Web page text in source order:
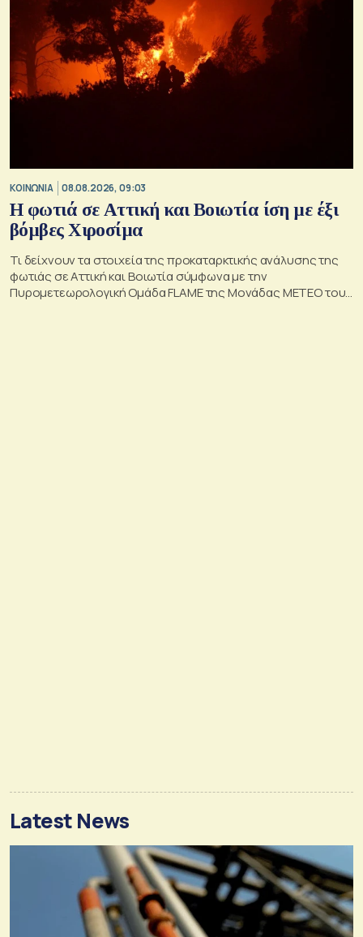
ΚΟΙΝΩΝΙΑ 08.08.2026, 09:03
Η φωτιά σε Αττική και Βοιωτία ίση με έξι
βόμβες Χιροσίμα
Τι δείχνουν τα στοιχεία της προκαταρκτικής ανάλυσης της
φωτιάς σε Αττική και Βοιωτία σύμφωνα με την
Πυρομετεωρολογική Ομάδα FLAME της Μονάδας ΜΕΤΕΟ του
Latest News